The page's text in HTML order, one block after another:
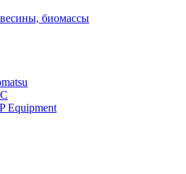
биомассы
Equipment